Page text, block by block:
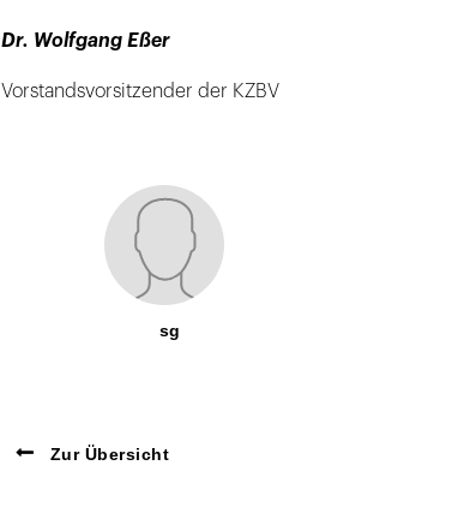
Dr. Wolfgang Eßer
Vorstandsvorsitzender der KZBV
sg
Zur Übersicht